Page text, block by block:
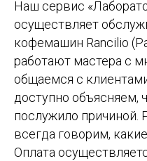
Наш сервис
осуществляет
кофемашин Rancilio
работают мастера с
общаемся с
доступно объясняем,
послужило причиной.
всегда говорим,
Оплата